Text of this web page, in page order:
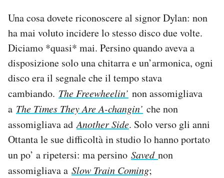
Una cosa dovete riconoscere al signor Dylan: non
ha mai voluto incidere lo stesso disco due volte.
Diciamo *quasi* mai. Persino quando aveva a
disposizione solo una chitarra e un’armonica, ogni
disco era il segnale che il tempo stava
cambiando. The Freewheelin’ non assomigliava
a The Times They Are A-changin’ che non
assomigliava adAnother Side. Solo verso gli anni
Ottanta le sue difficoltà in studio lo hanno portato
un po’ a ripetersi: ma persino Saved non
assomigliava a Slow Train Coming;